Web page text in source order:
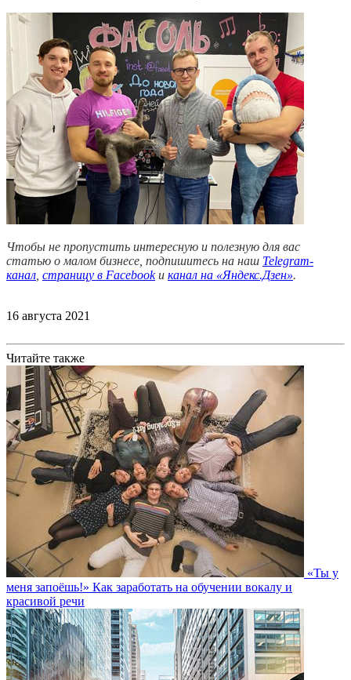
Чтобы не пропустить интересную и полезную для вас
статью о малом бизнесе, подпишитесь на наш Telegram-
канал страницу в Facebookи канал на «Яндекс.Дзен».
16 августа 2021
Читайте также
«Ты у
меня запоёшь!» Как заработать на обучении вокалу и
красивой речи